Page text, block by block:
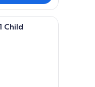
un televisor y un aparador
hotel moderna con un
Child